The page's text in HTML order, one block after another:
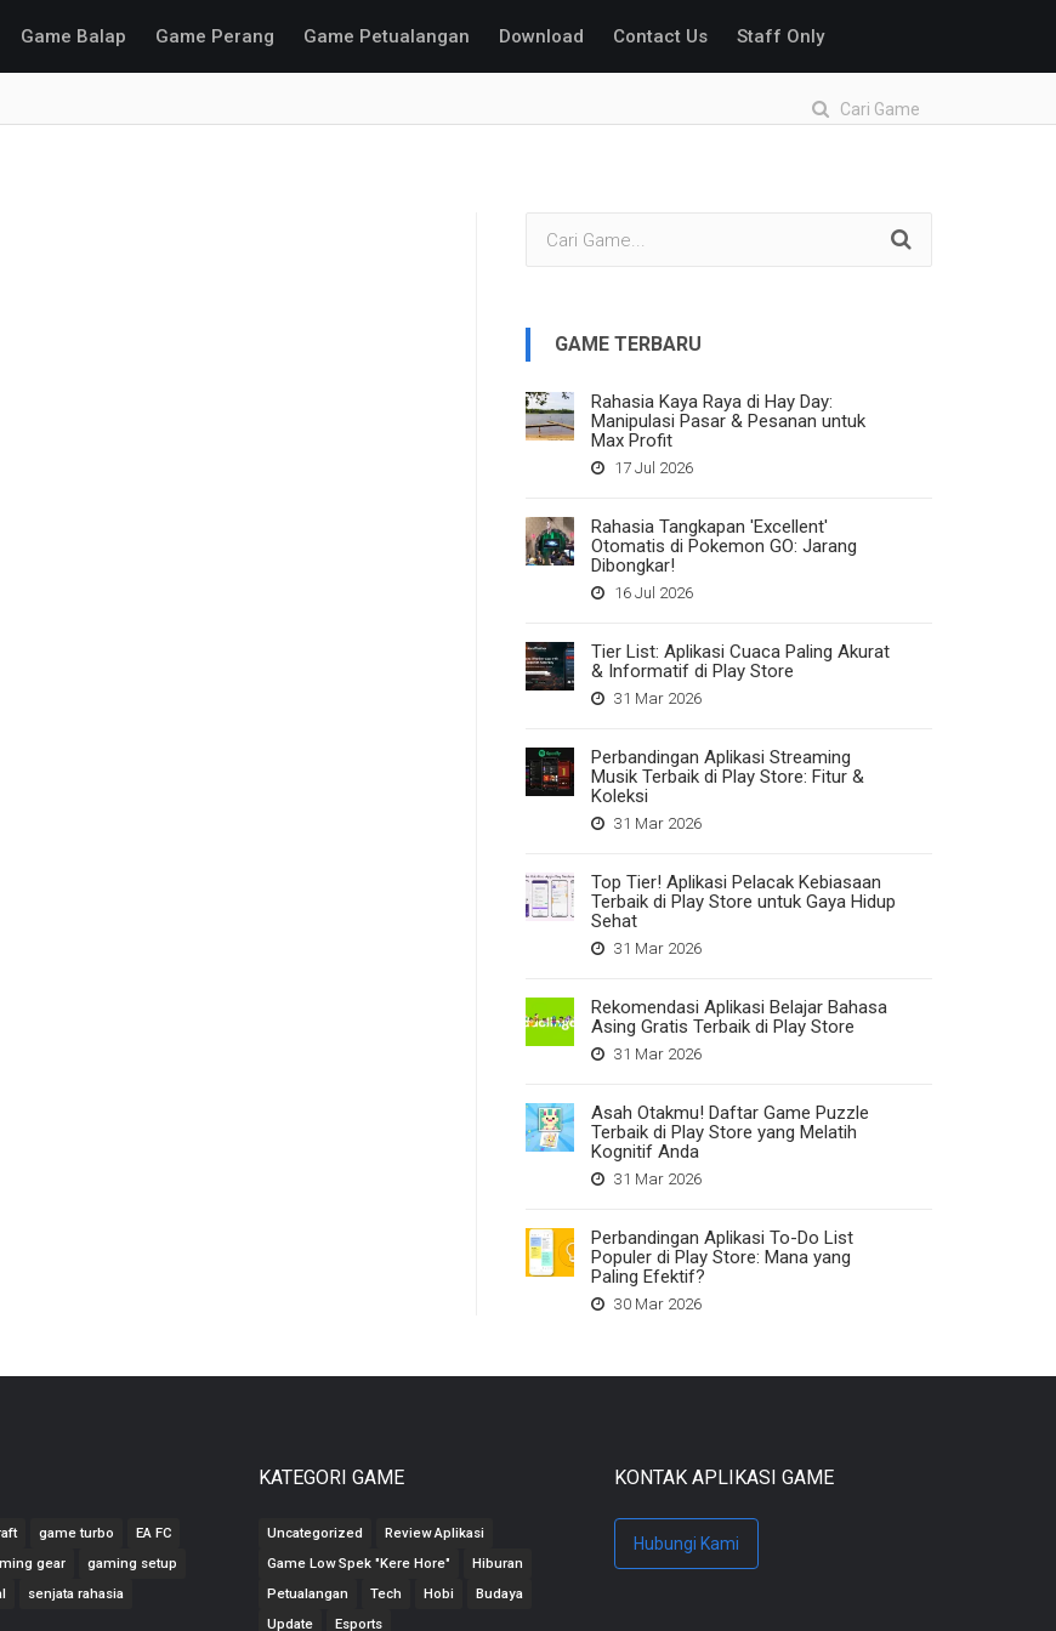
Game Balap Game Perang Game Petualangan Download Contact Us Staff Only
Cari Game
GAME TERBARU
Rahasia Kaya Raya di Hay Day:
Manipulasi Pasar & Pesanan untuk
Max Profit
17 Jul 2026
Rahasia Tangkapan 'Excellent'
Otomatis di Pokemon GO: Jarang
Dibongkar!
16 Jul 2026
Tier List: Aplikasi Cuaca Paling Akurat
& Informatif di Play Store
31 Mar 2026
Perbandingan Aplikasi Streaming
Musik Terbaik di Play Store: Fitur &
Koleksi
31 Mar 2026
Top Tier! Aplikasi Pelacak Kebiasaan
Terbaik di Play Store untuk Gaya Hidup
Sehat
31 Mar 2026
Rekomendasi Aplikasi Belajar Bahasa
Asing Gratis Terbaik di Play Store
31 Mar 2026
Asah Otakmu! Daftar Game Puzzle
Terbaik di Play Store yang Melatih
Kognitif Anda
31 Mar 2026
Perbandingan Aplikasi To-Do List
Populer di Play Store: Mana yang
Paling Efektif?
30 Mar 2026
game turbo
EA FC
gear
gaming setup
senjata rahasia
KATEGORI GAME
Uncategorized
Review Aplikasi
Game Low Spek "Kere Hore"
Hiburan
Petualangan
Tech Hobi
Budaya
Update
Esports
KONTAK APLIKASI GAME
Hubungi Kami